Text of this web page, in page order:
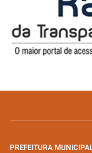
PREFEITURA